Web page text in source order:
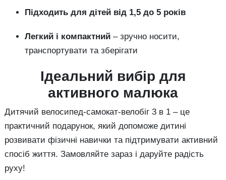
Підходить для дітей від 1,5 до 5 років
Легкий і компактний – зручно носити,
транспортувати та зберігати
Ідеальний вибір для
активного малюка
Дитячий велосипед-самокат-велобіг 3 в 1 – це
практичний подарунок, який допоможе дитині
розвивати фізичні навички та підтримувати активний
спосіб життя. Замовляйте зараз і даруйте радість
руху!